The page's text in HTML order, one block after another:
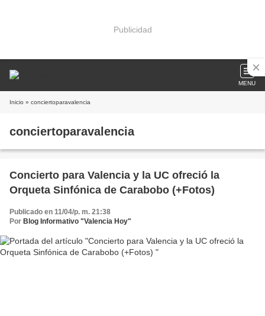
Publicidad
MENU
Inicio » conciertoparavalencia
conciertoparavalencia
Concierto para Valencia y la UC ofreció la
Orqueta Sinfónica de Carabobo (+Fotos)
Publicado en 11/04/p. m. 21:38
Por Blog Informativo "Valencia Hoy"